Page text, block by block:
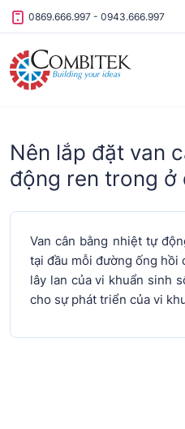
Skip to content
0869.666.997 - 0943.666.997
Nên lắp đặt van
động ren trong ở
Van cân bằng nhiệt tự
tại đầu mỗi đường ống hồi
lây lan của vi khuẩn sinh
cho sự phát triển của vi